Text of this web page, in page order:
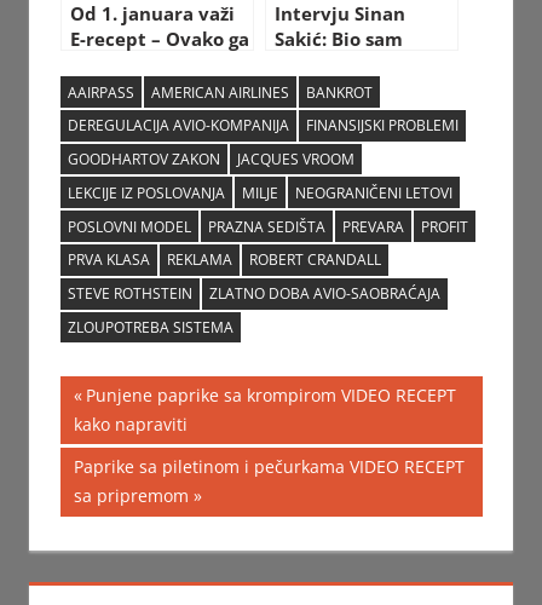
Od 1. januara važi
E-recept – Ovako ga
apoteci
Intervju Sinan
Sakić: Bio sam
AAIRPASS AMERICAN AIRLINES
BANKROT
DEREGULACIJA AVIO-KOMPANIJA
FINANSIJSKI PROBLEMI
GOODHARTOV ZAKON
JACQUES VROOM
LEKCIJE IZ POSLOVANJA
MILJE
NEOGRANIČENI LETOVI
POSLOVNI MODEL
PRAZNA SEDIŠTA PREVARA
PROFIT
PRVA KLASA
REKLAMA
ROBERT CRANDALL
STEVE ROTHSTEIN
ZLATNO DOBA AVIO-SAOBRAĆAJA
ZLOUPOTREBA SISTEMA
Post
navigation
Previous
Post:
Punjene paprike sa krompirom VIDEO RECEPT
kako napraviti
Next
Post:
Paprike sa piletinom i pečurkama VIDEO RECEPT
sa pripremom